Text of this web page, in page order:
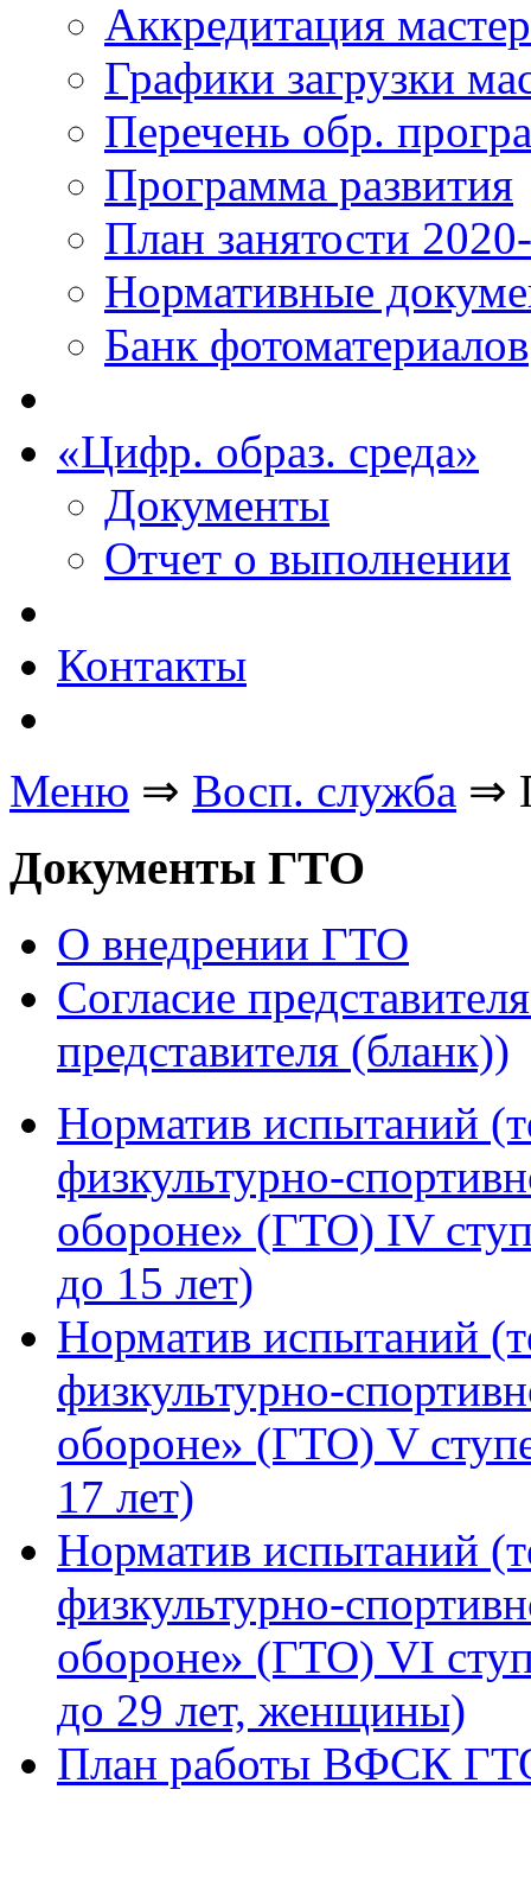
Аккредитация
Графики загрузки
Перечень обр.
Программа развития
План занятости
Нормативные
Банк фотоматериалов
«Цифр. образ. среда»
Документы
Отчет о выполнении
Контакты
Меню ⇒ Восп. cлужба ⇒
Документы ГТО
О внедрении ГТО
Согласие
представителя (бланк))
Норматив испытаний
физкультурно-
обороне» (ГТО) IV
до 15 лет)
Норматив испытаний
физкультурно-
обороне» (ГТО) V
17 лет)
Норматив испытаний
физкультурно-
обороне» (ГТО) VI
до 29 лет, женщины)
План работы ВФСК